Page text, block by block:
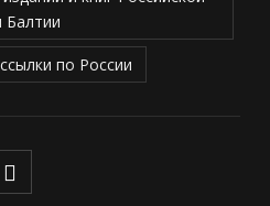
Балтии
по России